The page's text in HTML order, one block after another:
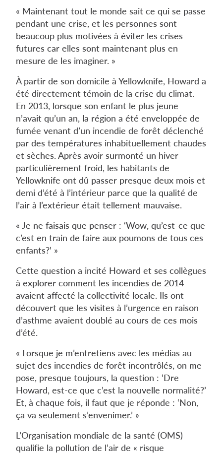
« Maintenant tout le monde sait ce qui se passe
pendant une crise, et les personnes sont
beaucoup plus motivées à éviter les crises
futures car elles sont maintenant plus en
mesure de les imaginer. »
À partir de son domicile à Yellowknife, Howard a
été directement témoin de la crise du climat.
En 2013, lorsque son enfant le plus jeune
n’avait qu’un an, la région a été enveloppée de
fumée venant d’un incendie de forêt déclenché
par des températures inhabituellement chaudes
et sèches. Après avoir surmonté un hiver
particulièrement froid, les habitants de
Yellowknife ont dû passer presque deux mois et
demi d’été à l’intérieur parce que la qualité de
l’air à l’extérieur était tellement mauvaise.
« Je ne faisais que penser : ‘Wow, qu’est-ce que
c’est en train de faire aux poumons de tous ces
enfants?’ »
Cette question a incité Howard et ses collègues
à explorer comment les incendies de 2014
avaient affecté la collectivité locale. Ils ont
découvert que les visites à l’urgence en raison
d’asthme avaient doublé au cours de ces mois
d’été.
« Lorsque je m’entretiens avec les médias au
sujet des incendies de forêt incontrôlés, on me
pose, presque toujours, la question : ‘Dre
Howard, est-ce que c’est la nouvelle normalité?’
Et, à chaque fois, il faut que je réponde : ‘Non,
ça va seulement s’envenimer.’ »
L’Organisation mondiale de la santé (OMS)
qualifie la pollution de l’air de « risque